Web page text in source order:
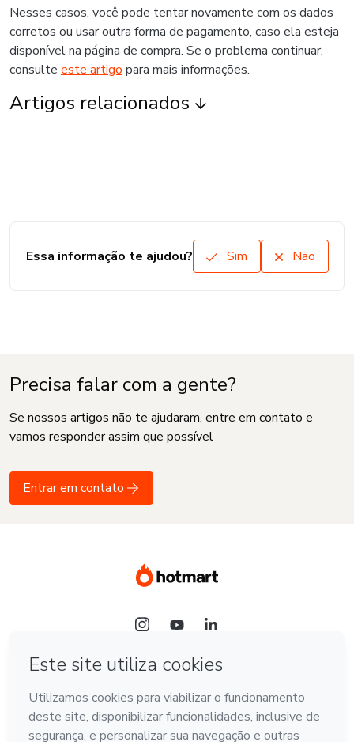
Nesses casos, você pode tentar novamente com os dados
corretos ou usar outra forma de pagamento, caso ela esteja
disponível na página de compra. Se o problema continuar,
consulte este artigo para mais informações.
Artigos relacionados
Essa informação te ajudou? Sim Não
Precisa falar com a gente?
Se nossos artigos não te ajudaram, entre em contato e
vamos responder assim que possível
Entrar em contato
Idioma
Português - Brasil